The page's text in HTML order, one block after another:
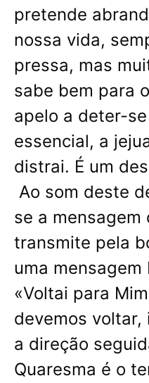
pretende
nossa vida,
pressa, mas
sabe bem para
apelo a deter-
essencial, a
distrai. É um
Ao som deste
se a mensagem
transmite pela
uma
«Voltai para
devemos voltar,
a direção
Quaresma é o